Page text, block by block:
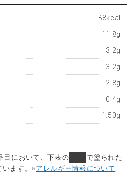
88kcal
11.8g
3.2g
3.2g
2.8g
0.4g
1.50g
目において、下表の
で塗られた
います。※アレルギー情報について